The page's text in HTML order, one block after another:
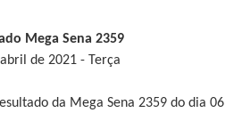
Mega Sena 2359
de 2021 - Terça
da Mega Sena 2359 do dia 06